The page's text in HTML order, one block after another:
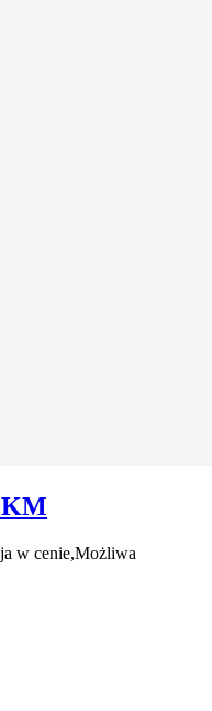
w cenie,Możliwa